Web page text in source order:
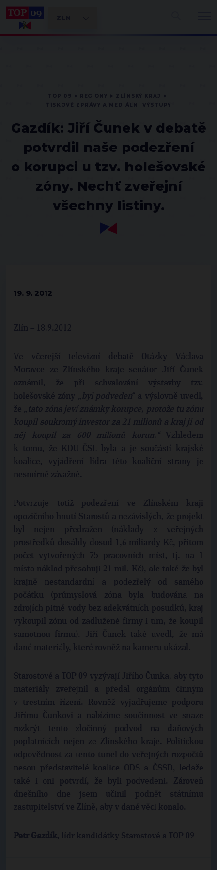
Gazdík: Jiří Čunek v debatě
potvrdil naše podezření
o korupci u tzv. holešovské
zóny. Nechť zveřejní
všechny listiny.
19. 9. 2012
Zlín – 18.9.2012
Ve včerejší televizní debatě Otázky Václava
Moravce ze Zlínského kraje senátor Jiří Čunek
oznámil, že při schvalování výstavby tzv.
holešovské zóny „ byl podveden“ a výslovně uvedl,
že „ tato zóna jeví známky korupce, protože tu zónu
koupil soukromý investor za 21 milionů a kraj ji od
něj koupil za 600 milionů korun.“Vzhledem
k tomu, že KDU-ČSL byla a je součástí krajské
koalice, vyjádření lídra této koaliční strany je
nesmírně závažné.
Potvrzuje totiž podezření ve Zlínském kraji
opozičního hnutí Starostů a nezávislých, že projekt
byl nejen předražen (náklady z veřejných
prostředků dosáhly dosud 1,6 miliardy Kč, přitom
počet vytvořených 75 pracovních míst, tj. na 1
místo náklad přesahuji 21 mil. Kč), ale také že byl
krajně nestandardní a podezřelý od samého
počátku (průmyslová zóna byla budována na
zdrojích pitné vody bez adekvátních posudků, kraj
vykoupil zónu od zadlužené firmy i tím, že koupil
samotnou firmu). Jiří Čunek také uvedl, že má
dané materiály, které rovněž na kameru ukázal.
Starostové a TOP 09 vyzývají Jiřího Čunka, aby tyto
materiály zveřejnil a předal orgánům činným
v trestním řízení. Rovněž vyjadřujeme podporu
Jiřímu Čunkovi a nabízíme součinnost ve snaze
rozkrýt tento zločinný podvod na daňových
poplatnících nejen ze Zlínského kraje. Politickou
odpovědnost za tento tunel do veřejných rozpočtů
nesou představitelé koalice ODS a ČSSD, ledaže
také i oni potvrdí, že byli podvedeni. Zároveň
dnešního dne jsem učinil podnět státnímu
zastupitelství ve Zlíně, aby v dané věci konalo.
Petr Gazdík, lídr kandidátky Starostové a TOP 09